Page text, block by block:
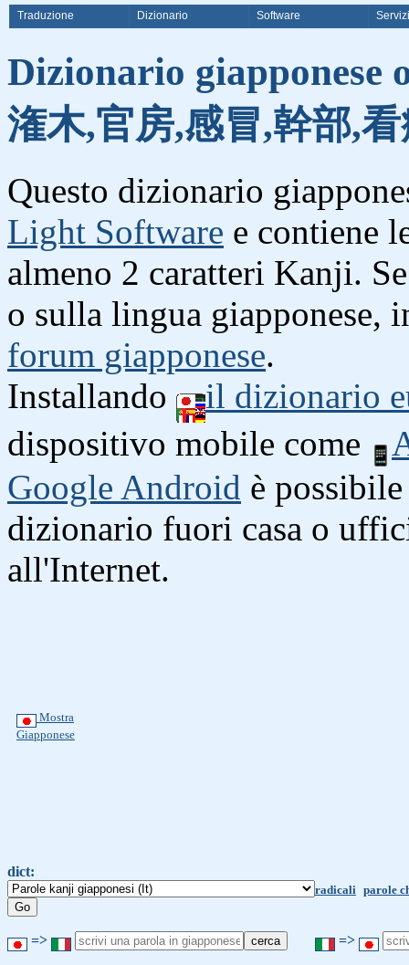
Traduzione Dizionario Software Servizi
Dizionario giapponese
潅木,官房,感冒,幹部,
Questo dizionario
Light Software e contiene
almeno 2 caratteri Kanji.
o sulla lingua giapponese,
forum giapponese.
Installando
il dizionario
dispositivo mobile come
Google Android è
dizionario fuori casa o
all'Internet.
Mostra
Giapponese
dict:
radicali parole
=> =>